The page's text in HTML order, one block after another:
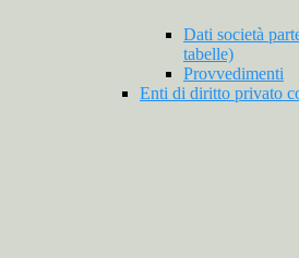
Dati società
tabelle)
Provvedimenti
Enti di diritto privato